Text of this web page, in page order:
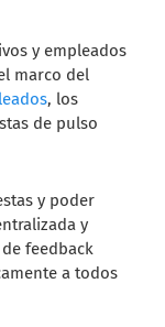
y empleados
marco del
, los
de pulso
y poder
y
feedback
a todos